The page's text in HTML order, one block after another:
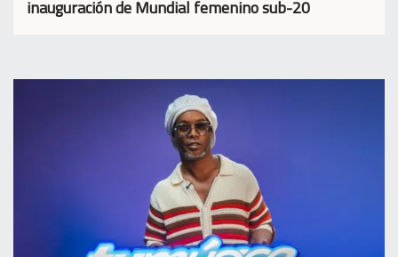
inauguración de Mundial femenino sub-20